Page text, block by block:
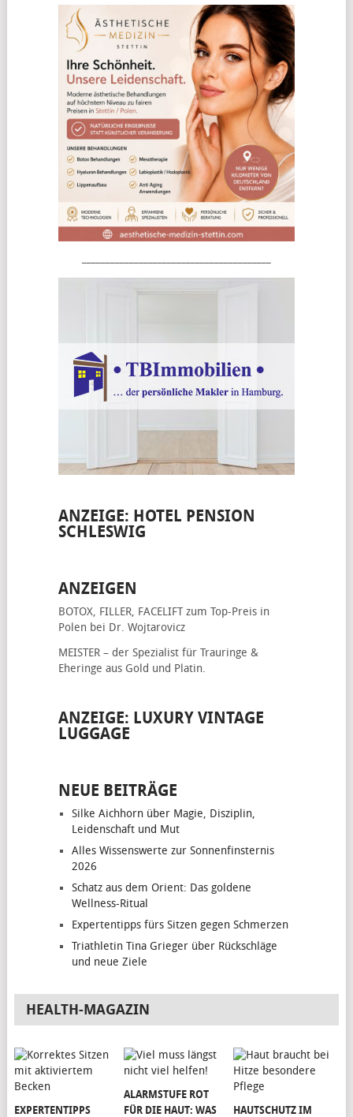
ANZEIGE: HOTEL PENSION
SCHLESWIG
ANZEIGEN
BOTOX, FILLER, FACELIFTzum Top-Preis in
Polen bei Dr. Wojtarovicz
MEISTER – der Spezialist für Trauringe &
Eheringe aus Gold und Platin.
ANZEIGE: LUXURY VINTAGE
LUGGAGE
NEUE BEITRÄGE
Silke Aichhorn über Magie, Disziplin,
Leidenschaft und Mut
Alles Wissenswerte zur Sonnenfinsternis
2026
Schatz aus dem Orient: Das goldene
Wellness-Ritual
Expertentipps fürs Sitzen gegen Schmerzen
Triathletin Tina Grieger über Rückschläge
und neue Ziele
HEALTH-MAGAZIN
EXPERTENTIPPS
ALARMSTUFE ROT
FÜR DIE HAUT: WAS
HAUTSCHUTZ IM